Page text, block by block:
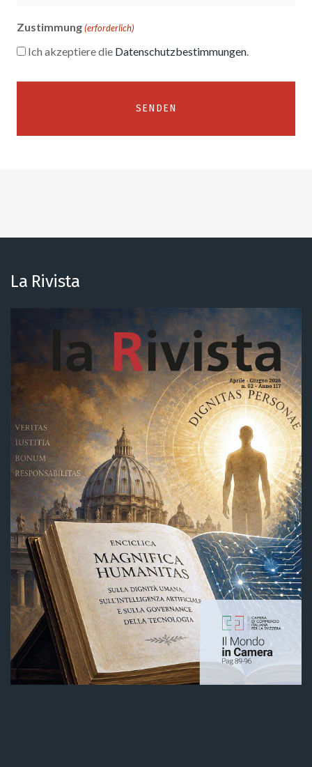
Zustimmung (erforderlich)
Ich akzeptiere die Datenschutzbestimmungen.
La Rivista